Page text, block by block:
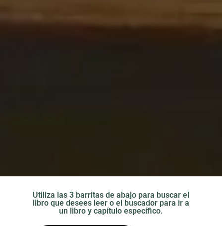
Utiliza las 3 barritas de abajo para buscar el
libro que desees leer o el buscador para ir a
un libro y capítulo específico.